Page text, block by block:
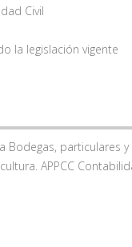
Civil
la legislación vigente
Bodegas, particulares
APPCC